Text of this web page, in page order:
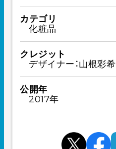
カテゴリ
化粧品
クレジット
デザイナー：山根彩希
公開年
2017年